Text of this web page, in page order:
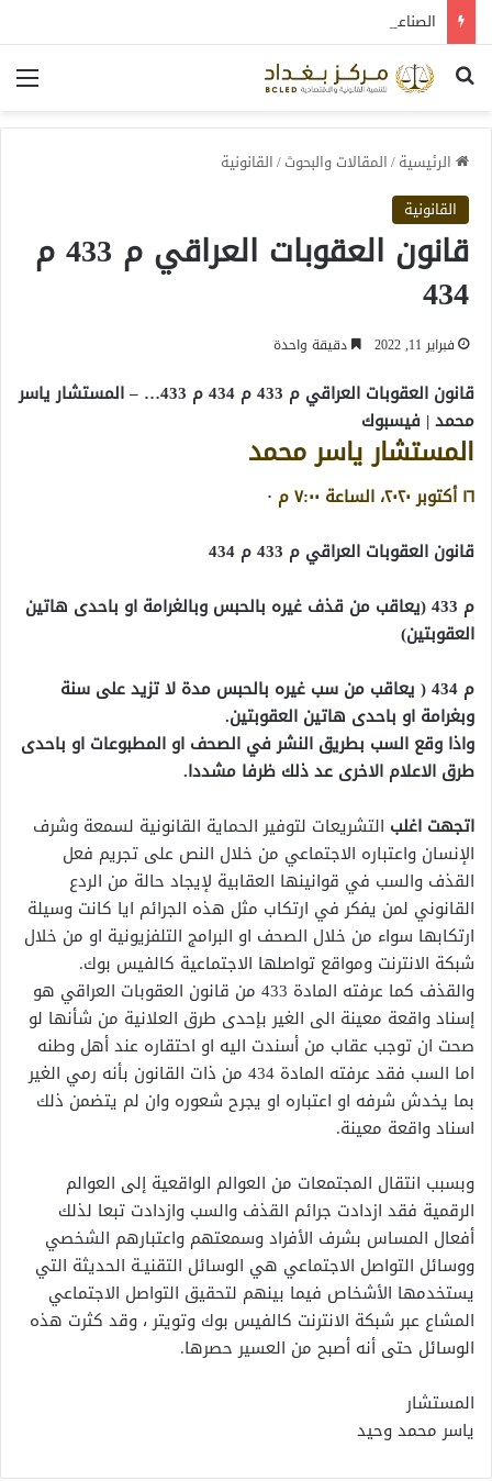
بحث عن
الرئيسية/المقالات والبحوث/القانونية
القانونية
قانون العقوبات العراقي م 433 م
434
فبراير 11, 2022 دقيقة واحدة
قانون العقوبات العراقي م 433 م 434 م 433… – المستشار ياسر
محمد | فيسبوك
المستشار ياسر محمد
·
قانون العقوبات العراقي م 433 م 434
م 433 (يعاقب من قذف غيره بالحبس وبالغرامة او باحدى هاتين
العقوبتين)
م 434 ( يعاقب من سب غيره بالحبس مدة لا تزيد على سنة
وبغرامة او باحدى هاتين العقوبتين.
واذا وقع السب بطريق النشر في الصحف او المطبوعات او باحدى
طرق الاعلام الاخرى عد ذلك ظرفا مشددا.
اتجهت اغلب التشريعات لتوفير الحماية القانونية لسمعة وشرف
الإنسان واعتباره الاجتماعي من خلال النص على تجريم فعل
القذف والسب في قوانينها العقابية لإيجاد حالة من الردع
القانوني لمن يفكر في ارتكاب مثل هذه الجرائم ايا كانت وسيلة
ارتكابها سواء من خلال الصحف او البرامج التلفزيونية او من خلال
شبكة الانترنت ومواقع تواصلها الاجتماعية كالفيس بوك.
والقذف كما عرفته المادة 433 من قانون العقوبات العراقي هو
إسناد واقعة معينة الى الغير بإحدى طرق العلانية من شأنها لو
صحت ان توجب عقاب من أسندت اليه او احتقاره عند أهل وطنه
اما السب فقد عرفته المادة 434 من ذات القانون بأنه رمي الغير
بما يخدش شرفه او اعتباره او يجرح شعوره وان لم يتضمن ذلك
اسناد واقعة معينة.
وبسبب انتقال المجتمعات من العوالم الواقعية إلى العوالم
الرقمية فقد ازدادت جرائم القذف والسب وازدادت تبعا لذلك
أفعال المساس بشرف الأفراد وسمعتهم واعتبارهم الشخصي
ووسائل التواصل الاجتماعي هي الوسائل التقنيـة الحديثة التي
يستخدمها الأشخاص فيما بينهم لتحقيق التواصل الاجتماعي
المشاع عبر شبكة الانترنت كالفيس بوك وتويتر ، وقد كثرت هذه
الوسائل حتى أنه أصبح من العسير حصرها.
المستشار
ياسر محمد وحيد